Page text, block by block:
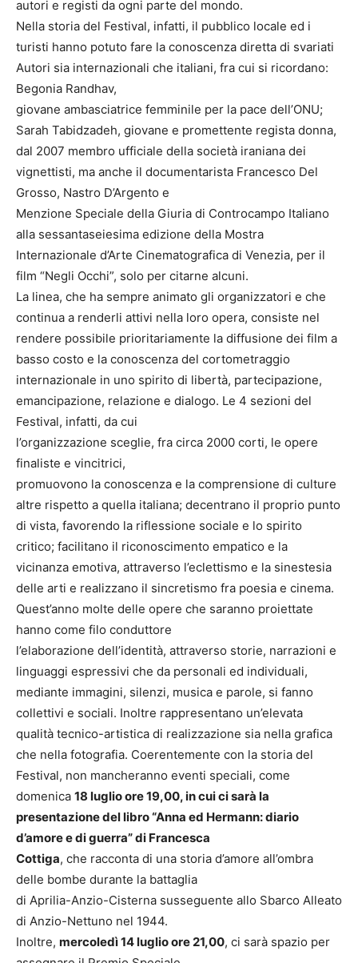
autori e registi da ogni parte del mondo.
Nella storia del Festival, infatti, il pubblico locale ed i
turisti hanno potuto fare la conoscenza diretta di svariati
Autori sia internazionali che italiani, fra cui si ricordano:
Begonia Randhav,
giovane ambasciatrice femminile per la pace dell’ONU;
Sarah Tabidzadeh, giovane e promettente regista donna,
dal 2007 membro ufficiale della società iraniana dei
vignettisti, ma anche il documentarista Francesco Del
Grosso, Nastro D’Argento e
Menzione Speciale della Giuria di Controcampo Italiano
alla sessantaseiesima edizione della Mostra
Internazionale d’Arte Cinematografica di Venezia, per il
film “Negli Occhi”, solo per citarne alcuni.
La linea, che ha sempre animato gli organizzatori e che
continua a renderli attivi nella loro opera, consiste nel
rendere possibile prioritariamente la diffusione dei film a
basso costo e la conoscenza del cortometraggio
internazionale in uno spirito di libertà, partecipazione,
emancipazione, relazione e dialogo. Le 4 sezioni del
Festival, infatti, da cui
l’organizzazione sceglie, fra circa 2000 corti, le opere
finaliste e vincitrici,
promuovono la conoscenza e la comprensione di culture
altre rispetto a quella italiana; decentrano il proprio punto
di vista, favorendo la riflessione sociale e lo spirito
critico; facilitano il riconoscimento empatico e la
vicinanza emotiva, attraverso l’eclettismo e la sinestesia
delle arti e realizzano il sincretismo fra poesia e cinema.
Quest’anno molte delle opere che saranno proiettate
hanno come filo conduttore
l’elaborazione dell’identità, attraverso storie, narrazioni e
linguaggi espressivi che da personali ed individuali,
mediante immagini, silenzi, musica e parole, si fanno
collettivi e sociali. Inoltre rappresentano un’elevata
qualità tecnico-artistica di realizzazione sia nella grafica
che nella fotografia. Coerentemente con la storia del
Festival, non mancheranno eventi speciali, come
domenica 18 luglio ore 19,00, in cui ci sarà la
presentazione del libro “Anna ed Hermann: diario
d’amore e di guerra” di Francesca
Cottiga, che racconta di una storia d’amore all’ombra
delle bombe durante la battaglia
di Aprilia-Anzio-Cisterna susseguente allo Sbarco Alleato
di Anzio-Nettuno nel 1944.
Inoltre, mercoledì 14 luglio ore 21,00, ci sarà spazio per